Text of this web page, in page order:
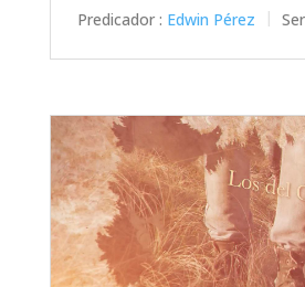
Predicador : Edwin Pérez